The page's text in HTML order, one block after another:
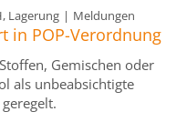
Lagerung | Meldungen
in POP-Verordnung
Gemischen oder
als unbeabsichtigte